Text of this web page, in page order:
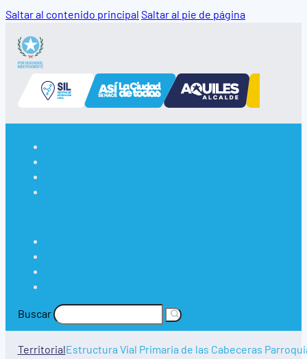
Saltar al contenido principal Saltar al pie de página
Buscar
TerritorialEstructura Vial Primaria de las Cabeceras